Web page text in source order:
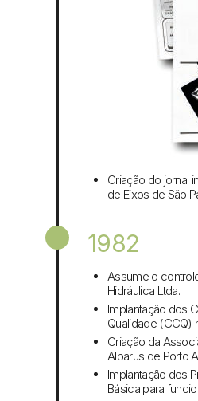
Criação do jornal
de Eixos de São
1982
Assume o
Hidráulica Ltda.
Implantação dos
Qualidade (CCQ)
Criação da
Albarus de Porto
Implantação dos
Básica para